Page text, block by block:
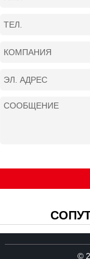
Рабочий
Расход аргона
©